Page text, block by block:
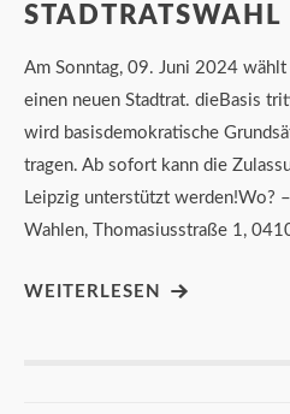
Am Sonntag, 09. Juni 2024
einen neuen Stadtrat. dieBasis
wird basisdemokratische
tragen. Ab sofort kann die
Leipzig unterstützt werden!Wo?
Wahlen, Thomasiusstraße 1,
WEITERLESEN